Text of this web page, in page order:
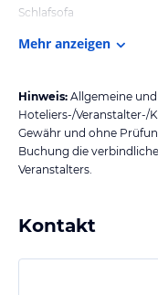
Schlafsofa
Mehr anzeigen
Hinweis: Allgemeine
Hoteliers-/Veranstalter-/
Gewähr und ohne
Buchung die
Veranstalters.
Kontakt